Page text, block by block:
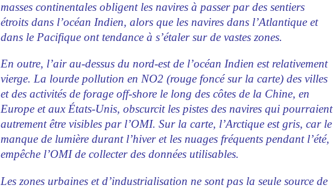
masses continentales obligent les navires à passer par des sentiers
étroits dans l’océan Indien, alors que les navires dans l’Atlantique et
dans le Pacifique ont tendance à s’étaler sur de vastes zones.
En outre, l’air au-dessus du nord-est de l’océan Indien est relativement
vierge. La lourde pollution en NO2 (rouge foncé sur la carte) des villes
et des activités de forage off-shore le long des côtes de la Chine, en
Europe et aux États-Unis, obscurcit les pistes des navires qui pourraient
autrement être visibles par l’OMI. Sur la carte, l’Arctique est gris, car le
manque de lumière durant l’hiver et les nuages ​​fréquents pendant l’été,
empêche l’OMI de collecter des données utilisables.
Les zones urbaines et d’industrialisation ne sont pas la seule source de